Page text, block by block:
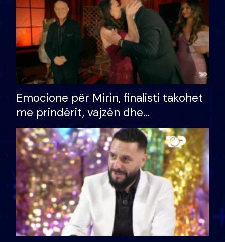
Emocione për Mirin, finalisti takohet
me prindërit, vajzën dhe
bashkëshorten: S’kemi ndonjë letër
divorci apo jo?